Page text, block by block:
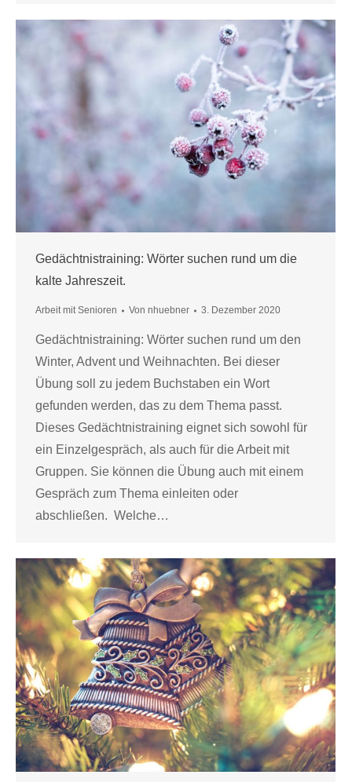
Gedächtnistraining: Wörter suchen rund um die
kalte Jahreszeit.
Arbeit mit Senioren Von nhuebner 3. Dezember 2020
Gedächtnistraining: Wörter suchen rund um den
Winter, Advent und Weihnachten. Bei dieser
Übung soll zu jedem Buchstaben ein Wort
gefunden werden, das zu dem Thema passt.
Dieses Gedächtnistraining eignet sich sowohl für
ein Einzelgespräch, als auch für die Arbeit mit
Gruppen. Sie können die Übung auch mit einem
Gespräch zum Thema einleiten oder
abschließen. Welche…